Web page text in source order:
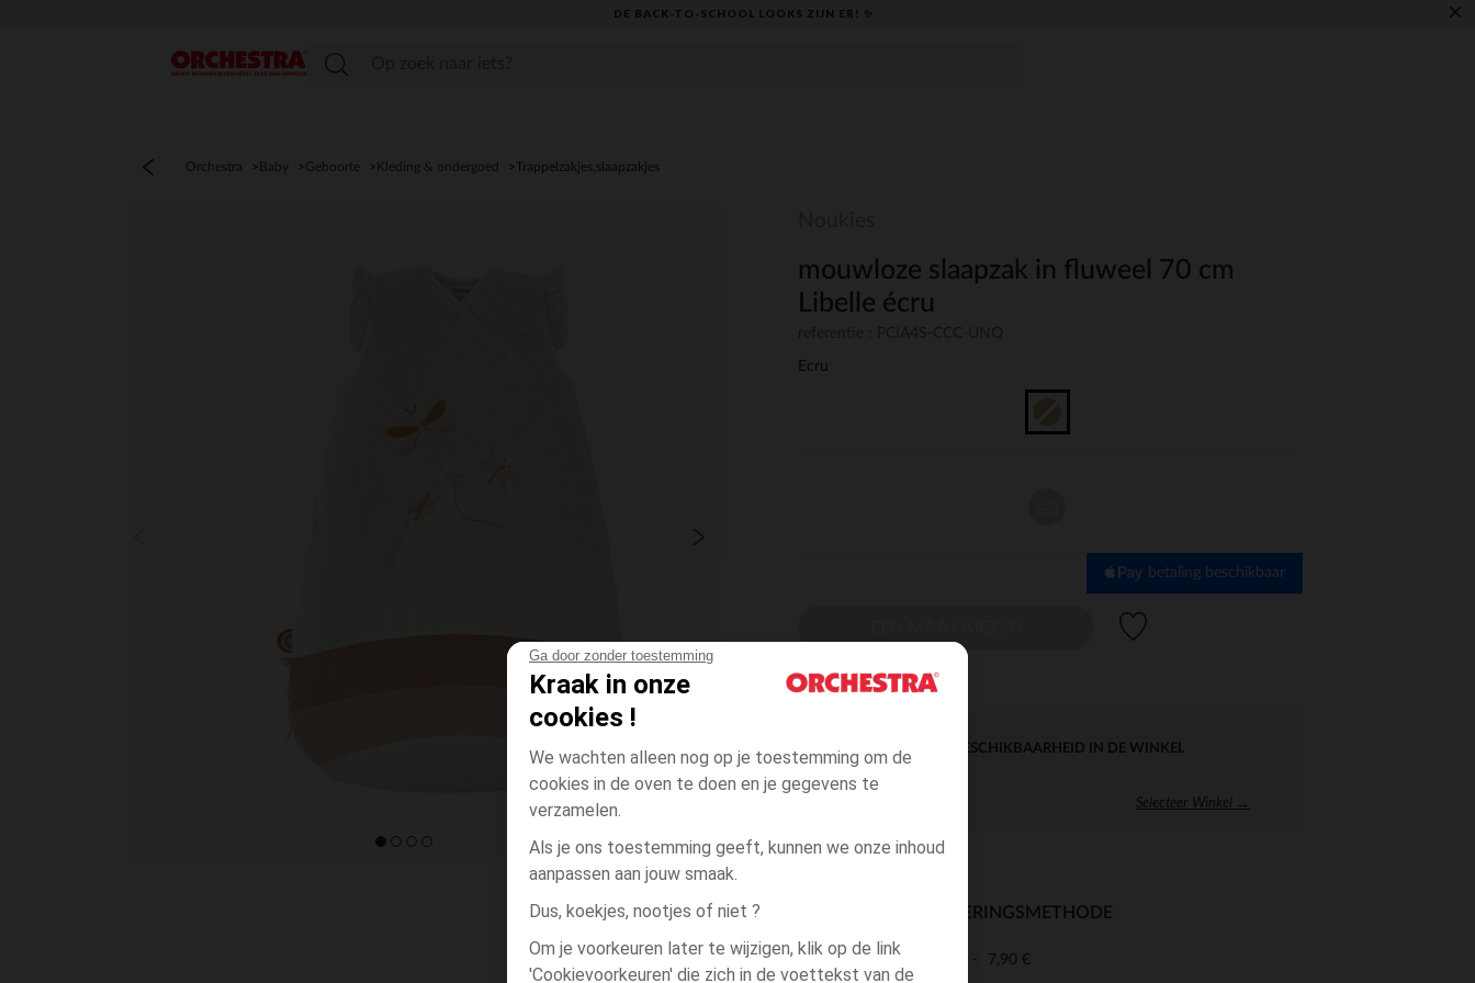
Ga door zonder toestemming
Kraak in onze
cookies !
We wachten alleen nog op je toestemming om de
cookies in de oven te doen en je gegevens te
verzamelen.
Als je ons toestemming geeft, kunnen we onze inhoud
aanpassen aan jouw smaak.
Dus, koekjes, nootjes of niet ?
Om je voorkeuren later te wijzigen, klik op de link
'Cookievoorkeuren' die zich in de voettekst van de
DE BACK-TO-SCHOOL LOOKS ZIJN ER! ✨ ×
menu
Orchestra Baby Geboorte Kleding & ondergoed Trappelzakjes,slaapzakjes
mouwloze slaapzak in fluweel 70 cm
Libelle écru
Ecru
betaling beschikbaar
DIRECTE BESCHIKBAARHEID IN DE WINKEL
Selecteer Winkel →
BESCHIKBAARE LEVERINGSMETHODE
levering aan huis 7,90 €